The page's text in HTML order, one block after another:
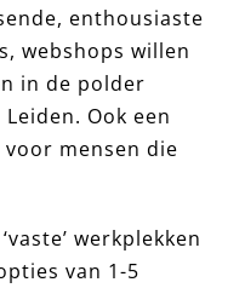
enthousiaste
webshops willen
in de polder
Ook een
mensen die
werkplekken
van 1-5